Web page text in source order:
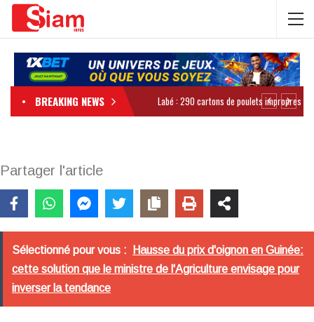
BREAKING NEWS
Partager l'article
Sélectionné pour vous :
Hausse du prix d'oignon en Guinée:
cette solution que le ministre de l'Agriculture envisage pour
inverser la tendance